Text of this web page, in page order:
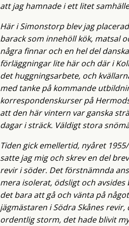
att jag hamnade i ett litet
Här i Simonstorp blev jag
barack som innehöll kök, matsal
några finnar och en hel del
förläggningar lite här och där i
det huggningsarbete, och
med tanke på kommande
korrespondenskurser på
att den här vintern var ganska
dagar i sträck. Väldigt stora
Tiden gick emellertid, nyåret
satte jag mig och skrev en del
revir i söder. Det förstnämnda
mera isolerat, ödsligt och avsides
det bara att gå och vänta på
jägmästaren i Södra Skånes
ordentlig storm, det hade blivit